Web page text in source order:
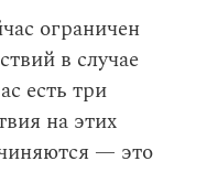
ограничен
в случае
есть три
на этих
— это